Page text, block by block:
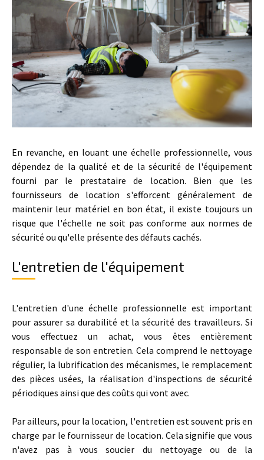
En revanche, en louant une échelle professionnelle, vous
dépendez de la qualité et de la sécurité de l'équipement
fourni par le prestataire de location. Bien que les
fournisseurs de location s'efforcent généralement de
maintenir leur matériel en bon état, il existe toujours un
risque que l'échelle ne soit pas conforme aux normes de
sécurité ou qu'elle présente des défauts cachés.
L'entretien de l'équipement
L'entretien d'une échelle professionnelle est important
pour assurer sa durabilité et la sécurité des travailleurs. Si
vous effectuez un achat, vous êtes entièrement
responsable de son entretien. Cela comprend le nettoyage
régulier, la lubrification des mécanismes, le remplacement
des pièces usées, la réalisation d'inspections de sécurité
périodiques ainsi que des coûts qui vont avec.
Par ailleurs, pour la location, l'entretien est souvent pris en
charge par le fournisseur de location. Cela signifie que vous
n'avez pas à vous soucier du nettoyage ou de la